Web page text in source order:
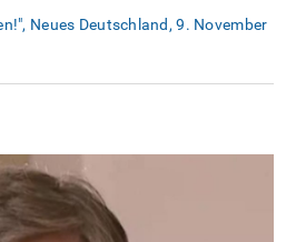
Neues Deutschland, 9. November